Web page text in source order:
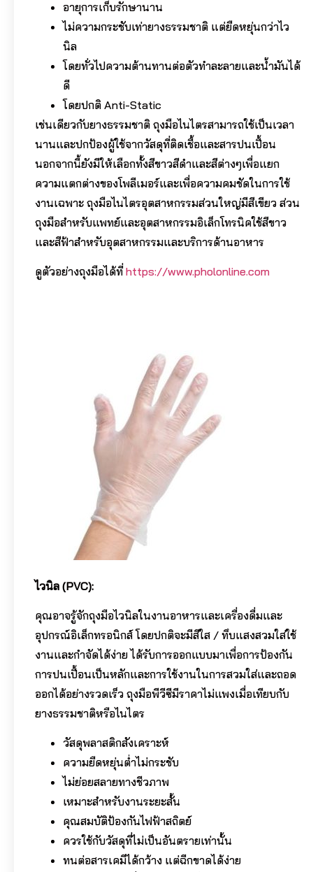
อายุการเก็บรักษานาน
ไม่ความกระชับเท่ายางธรรมชาติ แต่ยืดหยุ่นกว่าไว
นิล
โดยทั่วไปความต้านทานต่อตัวทำละลายและน้ำมันได้
ดี
โดยปกติ Anti-Static
เช่นเดียวกับยางธรรมชาติ ถุงมือไนไตรสามารถใช้เป็นเวลา
นานและปกป้องผู้ใช้จากวัสดุที่ติดเชื้อและสารปนเปื้อน
นอกจากนี้ยังมีให้เลือกทั้งสีขาวสีดำและสีต่างๆเพื่อแยก
ความแตกต่างของโพลีเมอร์และเพื่อความคมชัดในการใช้
งานเฉพาะ ถุงมือไนไตรอุตสาหกรรมส่วนใหญ่มีสีเขียว ส่วน
ถุงมือสำหรับแพทย์และอุตสาหกรรมอิเล็กโทรนิคใช้สีขาว
และสีฟ้าสำหรับอุตสาหกรรมและบริการด้านอาหาร
ดูตัวอย่างถุงมือได้ที่https://www.pholonline.com
ไวนิล (PVC):
คุณอาจรู้จักถุงมือไวนิลในงานอาหารและเครื่องดื่มและ
อุปกรณ์อิเล็กทรอนิกส์ โดยปกติจะมีสีใส / ทึบแสงสวมใส่ใช้
งานและกำจัดได้ง่าย ได้รับการออกแบบมาเพื่อการป้องกัน
การปนเปื้อนเป็นหลักและการใช้งานในการสวมใส่และถอด
ออกได้อย่างรวดเร็ว ถุงมือพีวีซีมีราคาไม่แพงเมื่อเทียบกับ
ยางธรรมชาติหรือไนไตร
วัสดุพลาสติกสังเคราะห์
ความยืดหยุ่นต่ำไม่กระชับ
ไม่ย่อยสลายทางชีวภาพ
เหมาะสำหรับงานระยะสั้น
คุณสมบัติป้องกันไฟฟ้าสถิตย์
ควรใช้กับวัสดุที่ไม่เป็นอันตรายเท่านั้น
ทนต่อสารเคมีได้กว้าง แต่ฉีกขาดได้ง่าย